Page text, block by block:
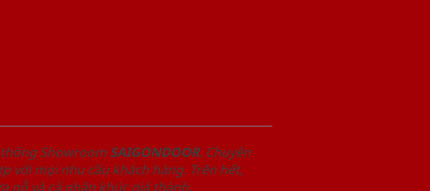
Showroom SAIGONDOOR. Chuyên
với mọi nhu cầu khách hàng. Trên hết,
gỗ và cả phân khúc giá thành.